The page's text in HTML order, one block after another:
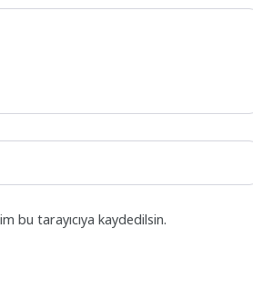
bu tarayıcıya kaydedilsin.